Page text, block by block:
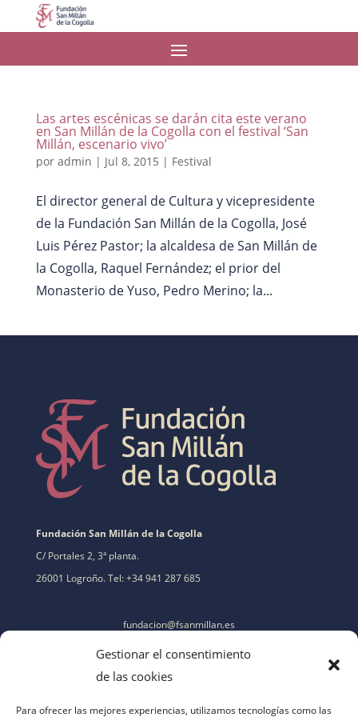
Gestionar el consentimiento
de las cookies
Para ofrecer las mejores experiencias, utilizamos tecnologías como las
Las artes escénicas se darán cita este verano
en San Millán de la Cogolla con el festival ‘San
Millán, escenario vivo’
por admin | Jul 8, 2015 | Festival
El director general de Cultura y vicepresidente
de la Fundación San Millán de la Cogolla, José
Luis Pérez Pastor; la alcaldesa de San Millán de
la Cogolla, Raquel Fernández; el prior del
Monasterio de Yuso, Pedro Merino; la...
Fundación San Millán de la Cogolla
C/ Portales 2, 3ª planta.
26001 Logroño. Tel: +34 941 287 685
fundacion@fsanmillan.es